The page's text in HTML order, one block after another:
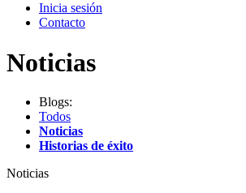
Inicia sesión
Contacto
Noticias
Blogs:
Todos
Noticias
Historias de éxito
Noticias